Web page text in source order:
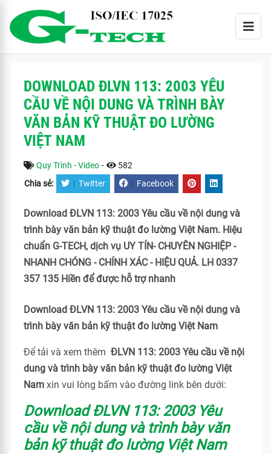
DOWNLOAD ĐLVN 113: 2003 YÊU
CẦU VỀ NỘI DUNG VÀ TRÌNH BÀY
VĂN BẢN KỸ THUẬT ĐO LƯỜNG
VIỆT NAM
Quy Trình - Video - 582
Chia sẻ: | Twitter | Facebook
Download ĐLVN 113: 2003 Yêu cầu về nội dung và
trình bày văn bản kỹ thuật đo lường Việt Nam. Hiệu
chuẩn G-TECH, dịch vụ UY TÍN- CHUYÊN NGHIỆP -
NHANH CHÓNG - CHÍNH XÁC - HIỆU QUẢ. LH 0337
357 135 Hiền để được hỗ trợ nhanh
Download ĐLVN 113: 2003 Yêu cầu về nội dung và
trình bày văn bản kỹ thuật đo lường Việt Nam
Để tải và xem thêm ĐLVN 113: 2003 Yêu cầu về nội
dung và trình bày văn bản kỹ thuật đo lường Việt
Nam xin vui lòng bấm vào đường link bên dưới:
Download ĐLVN 113: 2003 Yêu
cầu về nội dung và trình bày văn
bản kỹ thuật đo lường Việt Nam